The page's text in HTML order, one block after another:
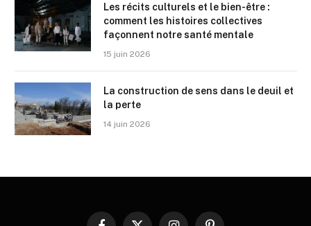
Les récits culturels et le bien-être :
comment les histoires collectives
façonnent notre santé mentale
15 juin 2026
La construction de sens dans le deuil et
la perte
14 juin 2026